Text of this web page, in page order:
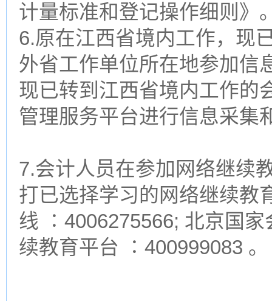
计量标准和登记操作细则》
6.原在江西省境内工作，现
外省工作单位所在地参加信
现已转到江西省境内工作的
管理服务平台进行信息采集
7.会计人员在参加网络继续
打已选择学习的网络继续教
线 ∶4006275566; 北京国
续教育平台 ∶400999083 。